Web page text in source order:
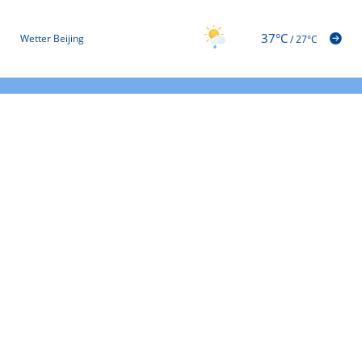
Wetter Beijing 37°C/27°C